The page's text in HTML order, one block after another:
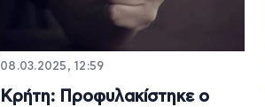
08.03.2025, 12:59
Κρήτη: Προφυλακίστηκε ο